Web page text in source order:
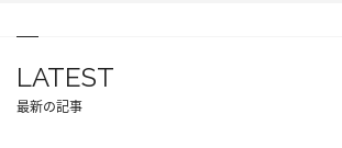
LATEST
最新の記事